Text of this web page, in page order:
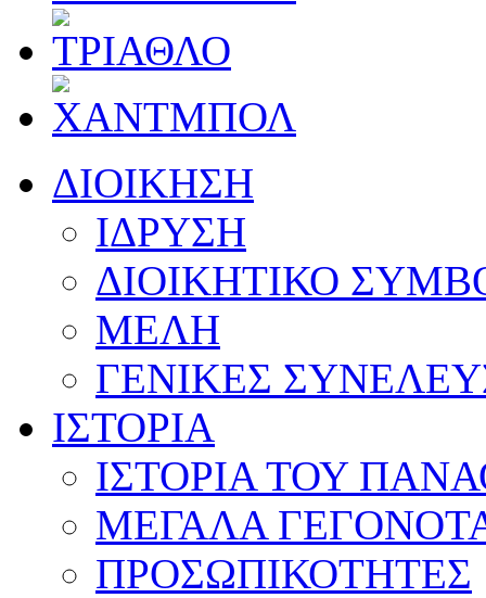
ΔΙΟΙΚΗΣΗ
ΙΔΡΥΣΗ
ΔΙΟΙΚΗΤΙΚΟ
ΜΕΛΗ
ΓΕΝΙΚΕΣ
ΙΣΤΟΡΙΑ
ΙΣΤΟΡΙΑ ΤΟΥ
ΜΕΓΑΛΑ
ΠΡΟΣΩΠΙΚΟΤΗΤΕΣ